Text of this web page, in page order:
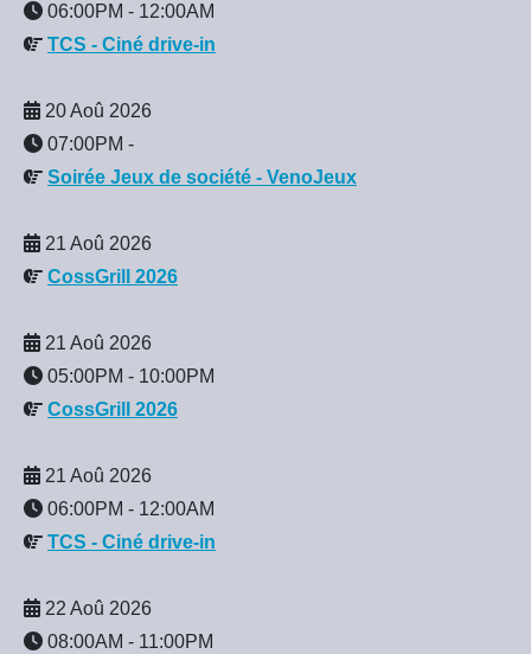
06:00PM - 12:00AM
TCS - Ciné drive-in
20 Aoû 2026
07:00PM -
Soirée Jeux de société - VenoJeux
21 Aoû 2026
CossGrill 2026
21 Aoû 2026
05:00PM - 10:00PM
CossGrill 2026
21 Aoû 2026
06:00PM - 12:00AM
TCS - Ciné drive-in
22 Aoû 2026
08:00AM - 11:00PM